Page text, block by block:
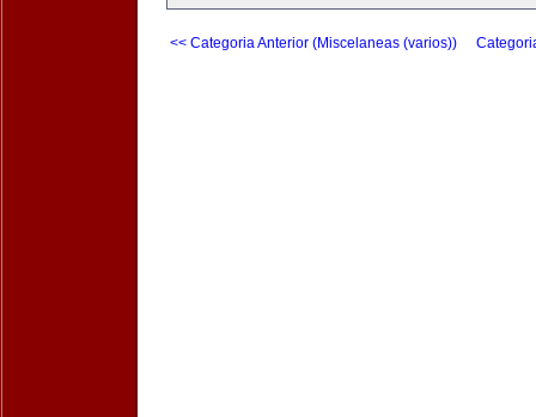
<< Categoria Anterior (Miscelaneas (varios))